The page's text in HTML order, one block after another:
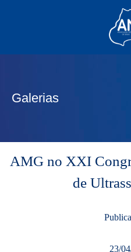
Galerias
AMG no XXI
de
23/